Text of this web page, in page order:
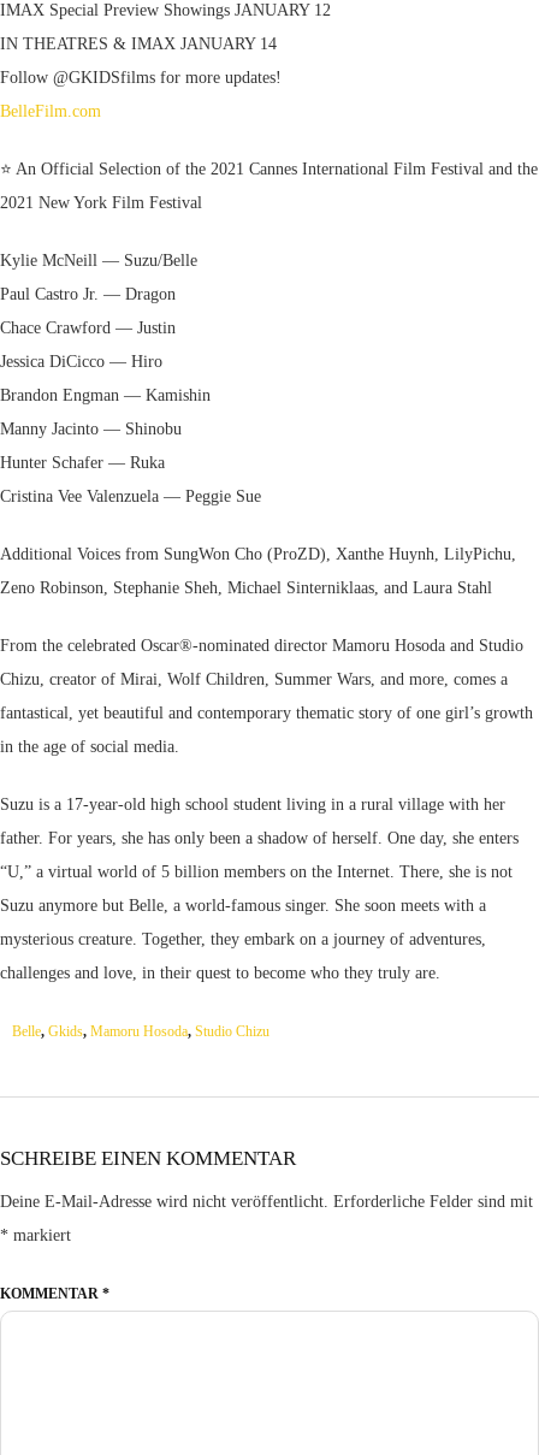
IMAX Special Preview Showings JANUARY 12
IN THEATRES & IMAX JANUARY 14
Follow @GKIDSfilms for more updates!
BelleFilm.com
⭐️ An Official Selection of the 2021 Cannes International Film Festival and the
2021 New York Film Festival
Kylie McNeill — Suzu/Belle
Paul Castro Jr. — Dragon
Chace Crawford — Justin
Jessica DiCicco — Hiro
Brandon Engman — Kamishin
Manny Jacinto — Shinobu
Hunter Schafer — Ruka
Cristina Vee Valenzuela — Peggie Sue
Additional Voices from SungWon Cho (ProZD), Xanthe Huynh, LilyPichu,
Zeno Robinson, Stephanie Sheh, Michael Sinterniklaas, and Laura Stahl
From the celebrated Oscar®-nominated director Mamoru Hosoda and Studio
Chizu, creator of Mirai, Wolf Children, Summer Wars, and more, comes a
fantastical, yet beautiful and contemporary thematic story of one girl’s growth
in the age of social media.
Suzu is a 17-year-old high school student living in a rural village with her
father. For years, she has only been a shadow of herself. One day, she enters
“U,” a virtual world of 5 billion members on the Internet. There, she is not
Suzu anymore but Belle, a world-famous singer. She soon meets with a
mysterious creature. Together, they embark on a journey of adventures,
challenges and love, in their quest to become who they truly are.
Belle, Gkids, Mamoru Hosoda, Studio Chizu
SCHREIBE EINEN KOMMENTAR
Deine E-Mail-Adresse wird nicht veröffentlicht. Erforderliche Felder sind mit
* markiert
KOMMENTAR *